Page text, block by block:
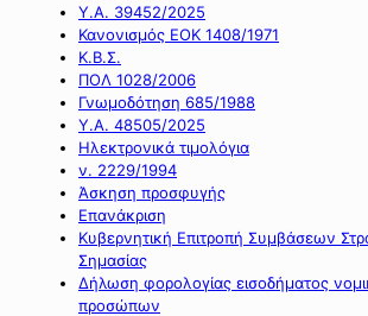
Υ.Α. 39452/2025
Κανονισμός ΕΟΚ 1408/1971
Κ.Β.Σ.
ΠΟΛ 1028/2006
Γνωμοδότηση 685/1988
Υ.Α. 48505/2025
Ηλεκτρονικά τιμολόγια
ν. 2229/1994
Άσκηση προσφυγής
Επανάκριση
Κυβερνητική Επιτροπή Συμβάσεων
Σημασίας
Δήλωση φορολογίας εισοδήματος
προσώπων